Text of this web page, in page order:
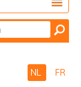
NL FR